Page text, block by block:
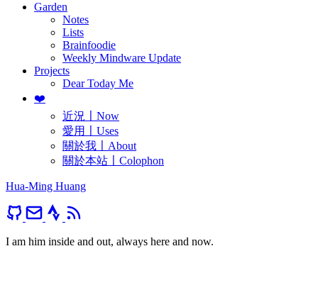
Garden
Notes
Lists
Brainfoodie
Weekly Mindware Update
Projects
Dear Today Me
❤️
近況〡Now
愛用〡Uses
關於我〡About
關於本站〡Colophon
Hua-Ming Huang
I am him inside and out, always here and now.